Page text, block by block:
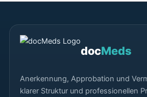
docMeds
Anerkennung, Approbation und
klarer Struktur und professionellen